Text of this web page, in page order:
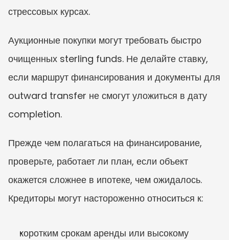
стрессовых курсах.
Аукционные покупки могут требовать быстро
очищенных sterling funds. Не делайте ставку,
если маршрут финансирования и документы для
outward transfer не смогут уложиться в дату
completion.
Прежде чем полагаться на финансирование,
проверьте, работает ли план, если объект
окажется сложнее в ипотеке, чем ожидалось.
Кредиторы могут настороженно относиться к:
коротким срокам аренды или высокому